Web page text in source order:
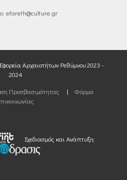
efareth@culture.gr
Αρχαιοτήτων Ρεθύμνου 2023 -
2024
Προσβασιμότητας |
Φόρμα
Σχεδιασμός και Ανάπτυξη: